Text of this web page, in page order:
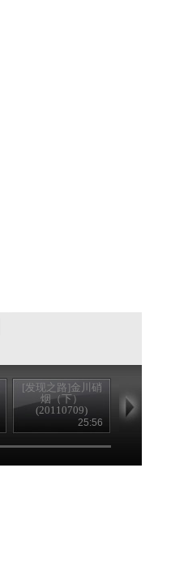
[发现之路]金川硝
烟（下）
(20110709)
25:56
踪 上